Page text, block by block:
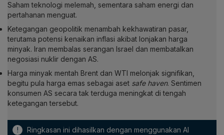
Saham teknologi melemah, sementara saham energi dan
pertahanan menguat.
Ketegangan geopolitik menambah kekhawatiran pasar,
terutama potensi kenaikan inflasi akibat lonjakan harga
minyak. Iran membalas serangan Israel dan membatalkan
negosiasi nuklir dengan AS.
Harga minyak mentah Brent dan WTI melonjak signifikan,
begitu pula harga emas sebagai aset safe haven. Sentimen
konsumen AS secara tak terduga meningkat di tengah
ketegangan tersebut.
! Ringkasan ini dihasilkan dengan menggunakan AI